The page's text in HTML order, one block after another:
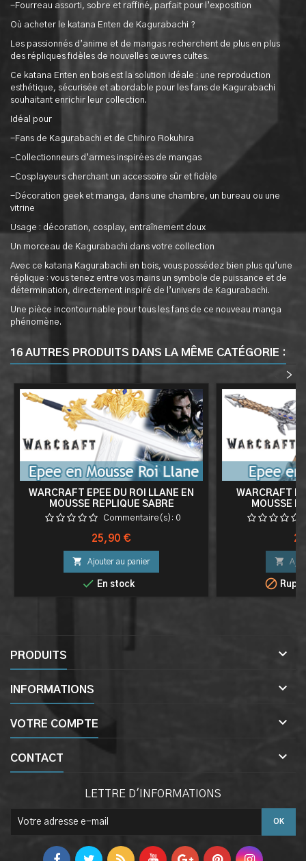
-Fourreau assorti, sobre et raffiné, parfait pour l’exposition
Où acheter le katana Enten de Kagurabachi ?
Les passionnés d’anime et de mangas recherchent de plus en plus
des répliques fidèles de nouvelles œuvres cultes.
Ce katana Enten en bois est la solution idéale : une reproduction
esthétique, sécurisée et abordable pour les fans de Kagurabachi
souhaitant enrichir leur collection.
Idéal pour
-Fans de Kagurabachi et de Chihiro Rokuhira
-Collectionneurs d’armes inspirées de mangas
-Cosplayeurs cherchant un accessoire sûr et fidèle
-Décoration geek et manga, dans une chambre, un bureau ou une
vitrine
Usage : décoration, cosplay, entraînement doux
Un morceau de Kagurabachi dans votre collection
Avec ce katana Kagurabachi en bois, vous possédez bien plus qu’une
réplique : vous tenez entre vos mains un symbole de puissance et de
détermination, directement inspiré de l’univers de Kagurabachi.
Une pièce incontournable pour tous les fans de ce nouveau manga
phénomène.
16 AUTRES PRODUITS DANS LA MÊME CATÉGORIE :
>
WARCRAFT EPEE DU ROI LLANE EN
MOUSSE REPLIQUE SABRE
Commentaire(s): 0
Prix
25,90 €
 Ajouter au panier
 En stock
WARCRAFT
MOUSSE


PRODUITS 
INFORMATIONS 
VOTRE COMPTE 
CONTACT 
LETTRE D'INFORMATIONS